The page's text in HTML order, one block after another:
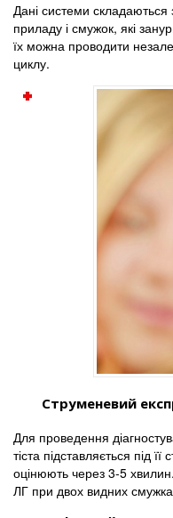
Дані системи складаються
приладу і смужок, які
їх можна проводити
циклу.
Струменевий
Для проведення
тіста підставляється під
оцінюють через 3-5
ЛГ при двох видних